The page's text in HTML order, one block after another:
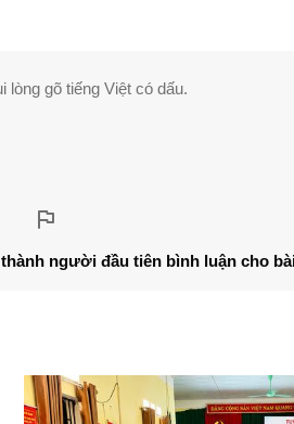
gõ tiếng Việt có dấu.
người đầu tiên bình luận cho